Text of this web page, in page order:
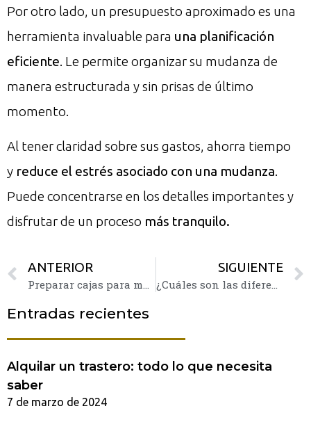
Por otro lado, un presupuesto aproximado es una
herramienta invaluable para una planificación
eficiente. Le permite organizar su mudanza de
manera estructurada y sin prisas de último
momento.
Al tener claridad sobre sus gastos, ahorra tiempo
y reduce el estrés asociado con una mudanza.
Puede concentrarse en los detalles importantes y
disfrutar de un proceso más tranquilo.
ANTERIOR
Preparar cajas para mudanzas de manera correcta y sencilla
SIGUIENTE
¿Cuáles son las diferencias entre los guardamuebles y trasteros?
Entradas recientes
Alquilar un trastero: todo lo que necesita
saber
7 de marzo de 2024